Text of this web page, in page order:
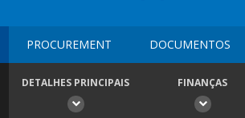
PROCUREMENT DOCUMENTOS
DETALHES PRINCIPAIS FINANÇAS